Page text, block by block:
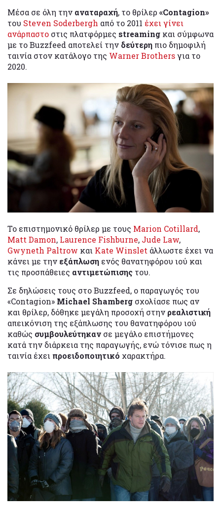
Μέσα σε όλη την αναταραχή, το θρίλερ «Contagion»
του Steven Soderbergh από το 2011 έχει γίνει
ανάρπαστο στις πλατφόρμες streaming και σύμφωνα
με το Buzzfeed αποτελεί την δεύτερη πιο δημοφιλή
ταινία στον κατάλογο της Warner Brothersγια το
2020.
Το επιστημονικό θρίλερ με τους Marion Cotillard,
Matt Damon, Laurence Fishburne, Jude Law,
Gwyneth Paltrow και Kate Winslet άλλωστε έχει να
κάνει με την εξάπλωση ενός θανατηφόρου ιού και
τις προσπάθειες αντιμετώπισης του.
Σε δηλώσεις τους στο Buzzfeed, ο παραγωγός του
«Contagion» Michael Shamberg σχολίασε πως αν
και θρίλερ, δόθηκε μεγάλη προσοχή στην ρεαλιστική
απεικόνιση της εξάπλωσης του θανατηφόρου ιού
καθώς συμβουλεύτηκαν σε μεγάλο επιστήμονες
κατά την διάρκεια της παραγωγής, ενώ τόνισε πως η
ταινία έχει προειδοποιητικό χαρακτήρα.